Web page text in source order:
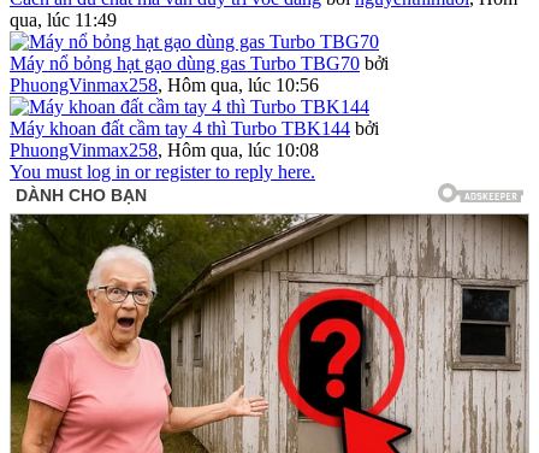
qua, lúc 11:49
Máy nổ bỏng hạt gạo dùng gas Turbo TBG70 bởi
PhuongVinmax258, Hôm qua, lúc 10:56
Máy khoan đất cầm tay 4 thì Turbo TBK144 bởi
PhuongVinmax258, Hôm qua, lúc 10:08
You must log in or register to reply here.